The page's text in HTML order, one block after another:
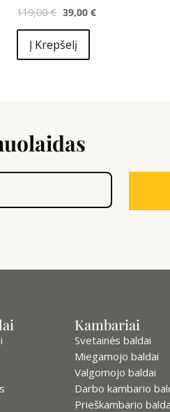
119,00€ 39,00€
Į Krepšelį
Kambariai
Svetainės baldai
Miegamojo baldai
Valgomojo baldai
Darbo kambario
Prieškambario